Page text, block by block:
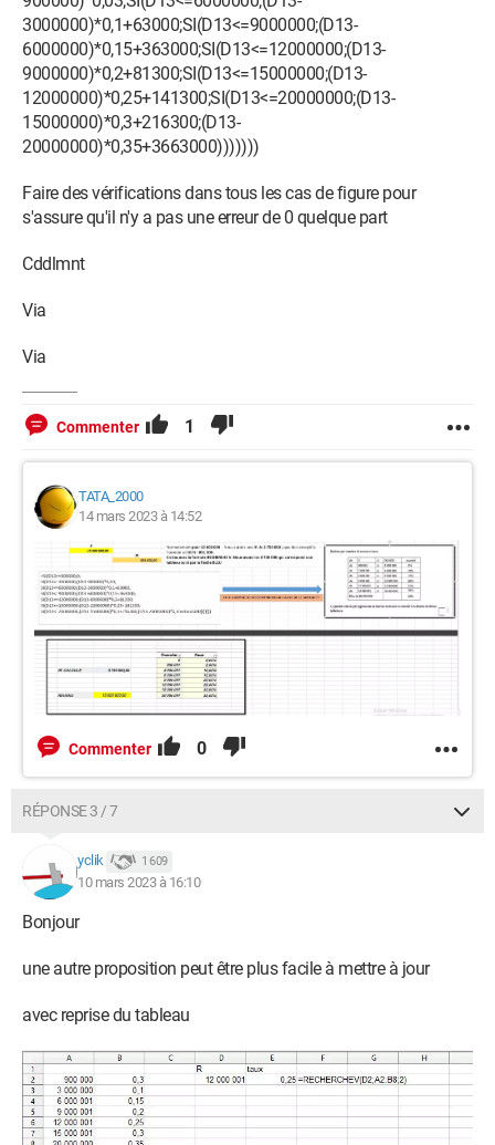
3000000)*0,1+63000;SI(D13<=9000000;(D13-
6000000)*0,15+363000;SI(D13<=12000000;(D13-
9000000)*0,2+81300;SI(D13<=15000000;(D13-
12000000)*0,25+141300;SI(D13<=20000000;(D13-
15000000)*0,3+216300;(D13-
20000000)*0,35+3663000)))))))
Faire des vérifications dans tous les cas de figure pour
s'assure qu'il n'y a pas une erreur de 0 quelque part
Cddlmnt
Via
Via
Commenter 1
TATA_2000
14 mars 2023 à 14:52
Commenter 0
RÉPONSE 3 / 7
yclik 1 609
10 mars 2023 à 16:10
Bonjour
une autre proposition peut être plus facile à mettre à jour
avec reprise du tableau